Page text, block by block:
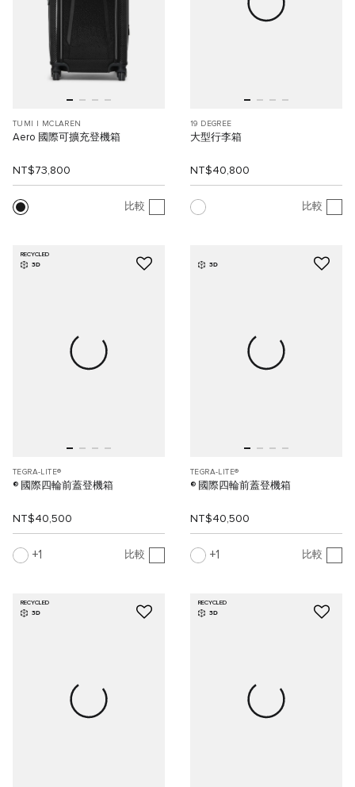
TUMI I MCLAREN
Aero 國際可擴充登機箱
NT$73,800
比較
19 DEGREE
大型行李箱
NT$40,800
比較
RECYCLED
3D
TEGRA-LITE®
® 國際四輪前蓋登機箱
NT$40,500
1 比較
3D
TEGRA-LITE®
® 國際四輪前蓋登機箱
NT$40,500
1 比較
RECYCLED
3D
RECYCLED
3D